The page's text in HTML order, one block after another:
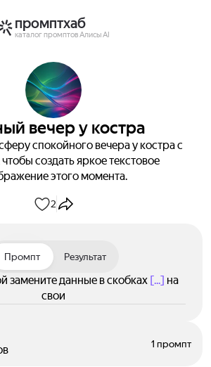
промптхаб
каталог промптов Алисы AI
вечер у костра
спокойного вечера у костра с
создать яркое текстовое
этого момента.
2
Промпт Результат
замените данные в скобках [...] на
свои
1 промпт